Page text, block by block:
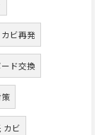
ビ再発
ド交換
カビ